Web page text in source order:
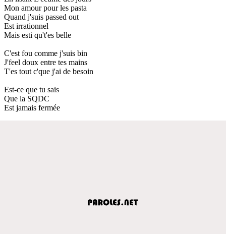
Mon amour pour les pasta
Quand j'suis passed out
Est irrationnel
Mais esti qu't'es belle
C'est fou comme j'suis bin
J'feel doux entre tes mains
T'es tout c'que j'ai de besoin
Est-ce que tu sais
Que la SQDC
Est jamais fermée